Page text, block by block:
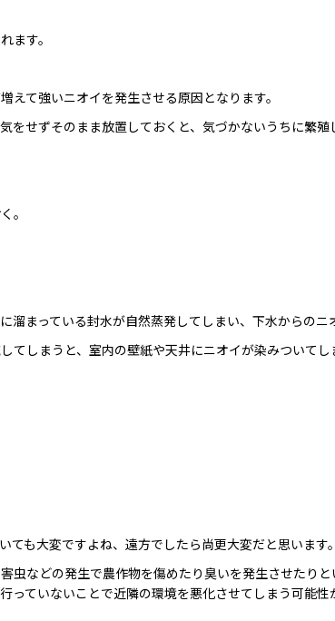
ます。
て強いニオイを発生させる原因となります。
せずそのまま放置しておくと、気づかないうちに繁殖
。
まっている封水が自然蒸発してしまい、下水からのニ
てしまうと、室内の壁紙や天井にニオイが染みついて
も大変ですよね、遠方でしたら尚更大変だと思います。
虫などの発生で農作物を傷めたり臭いを発生させたり
ていないことで近隣の環境を悪化させてしまう可能性